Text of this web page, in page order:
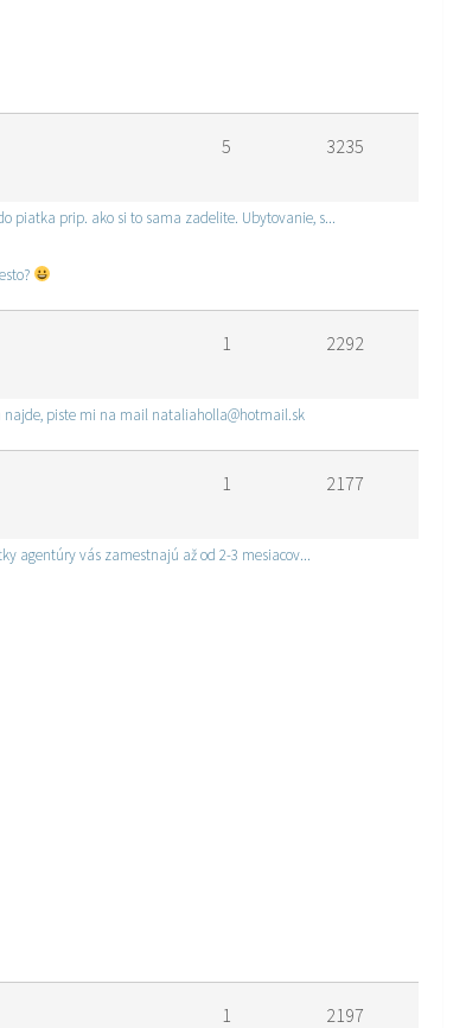
3235
5
piatka prip. ako si to sama zadelite. Ubytovanie, s...
2292
1
piste mi na mail nataliaholla@hotmail.sk
2177
1
agentúry vás zamestnajú až od 2-3 mesiacov...
2197
1